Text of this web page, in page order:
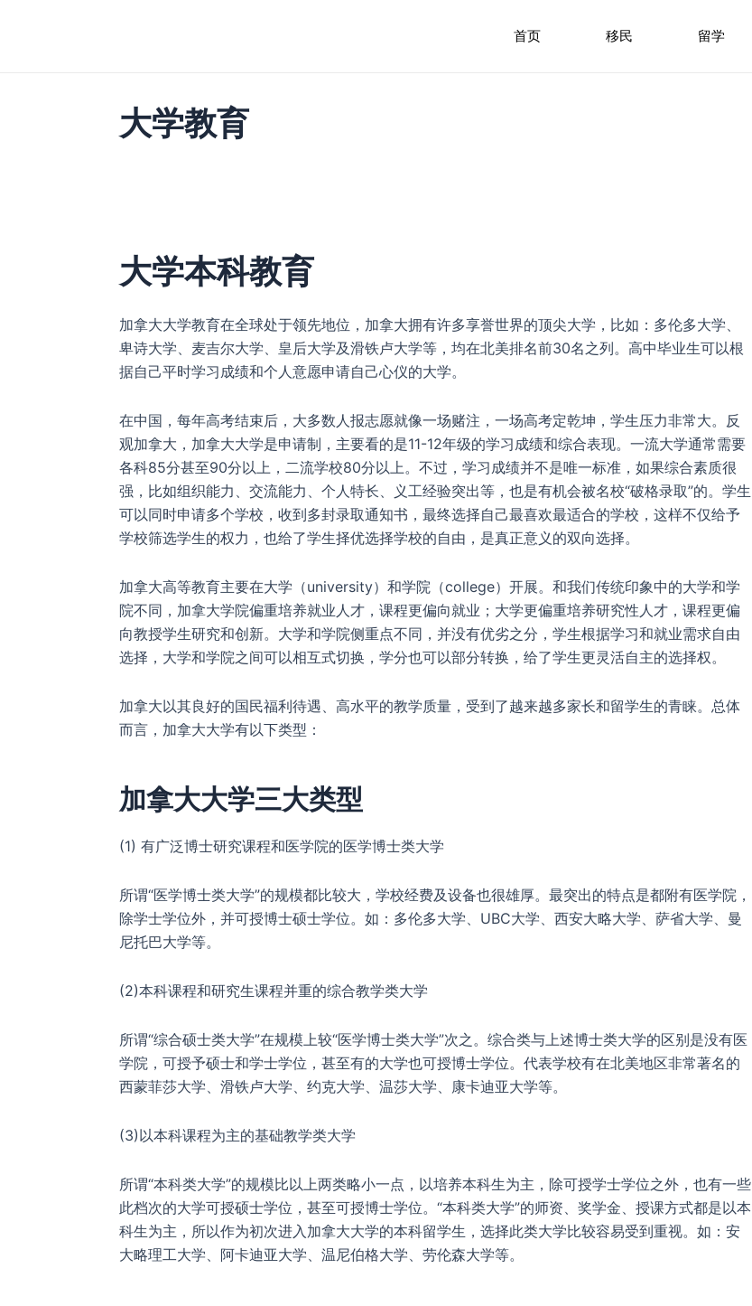
首页 移民 留学
大学教育
大学本科教育
加拿大大学教育在全球处于领先地位，加拿大拥有许多享誉世界的顶尖大学，比如：多伦多大学、
卑诗大学、麦吉尔大学、皇后大学及滑铁卢大学等，均在北美排名前30名之列。高中毕业生可以根
据自己平时学习成绩和个人意愿申请自己心仪的大学。
在中国，每年高考结束后，大多数人报志愿就像一场赌注，一场高考定乾坤，学生压力非常大。反
观加拿大，加拿大大学是申请制，主要看的是11-12年级的学习成绩和综合表现。一流大学通常需要
各科85分甚至90分以上，二流学校80分以上。不过，学习成绩并不是唯一标准，如果综合素质很
强，比如组织能力、交流能力、个人特长、义工经验突出等，也是有机会被名校“破格录取”的。学生
可以同时申请多个学校，收到多封录取通知书，最终选择自己最喜欢最适合的学校，这样不仅给予
学校筛选学生的权力，也给了学生择优选择学校的自由，是真正意义的双向选择。
加拿大高等教育主要在大学（university）和学院（college）开展。和我们传统印象中的大学和学
院不同，加拿大学院偏重培养就业人才，课程更偏向就业；大学更偏重培养研究性人才，课程更偏
向教授学生研究和创新。大学和学院侧重点不同，并没有优劣之分，学生根据学习和就业需求自由
选择，大学和学院之间可以相互式切换，学分也可以部分转换，给了学生更灵活自主的选择权。
加拿大以其良好的国民福利待遇、高水平的教学质量，受到了越来越多家长和留学生的青睐。总体
而言，加拿大大学有以下类型：
加拿大大学三大类型
(1) 有广泛博士研究课程和医学院的医学博士类大学
所谓“医学博士类大学”的规模都比较大，学校经费及设备也很雄厚。最突出的特点是都附有医学院，
除学士学位外，并可授博士硕士学位。如：多伦多大学、UBC大学、西安大略大学、萨省大学、曼
尼托巴大学等。
(2)本科课程和研究生课程并重的综合教学类大学
所谓“综合硕士类大学”在规模上较“医学博士类大学”次之。综合类与上述博士类大学的区别是没有医
学院，可授予硕士和学士学位，甚至有的大学也可授博士学位。代表学校有在北美地区非常著名的
西蒙菲莎大学、滑铁卢大学、约克大学、温莎大学、康卡迪亚大学等。
(3)以本科课程为主的基础教学类大学
所谓“本科类大学”的规模比以上两类略小一点，以培养本科生为主，除可授学士学位之外，也有一些
此档次的大学可授硕士学位，甚至可授博士学位。“本科类大学”的师资、奖学金、授课方式都是以本
科生为主，所以作为初次进入加拿大大学的本科留学生，选择此类大学比较容易受到重视。如：安
大略理工大学、阿卡迪亚大学、温尼伯格大学、劳伦森大学等。